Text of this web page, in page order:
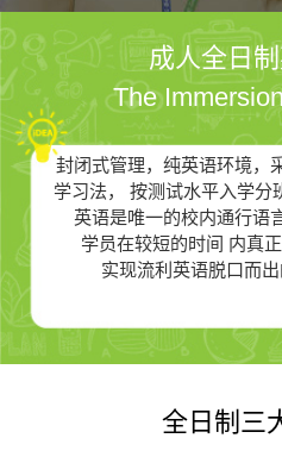
成人全日
The
封闭式管理，纯英语环境，
学习法，
按测试水平入学分
英语是唯一的校内通行语
学员在较短的时间 内真正
实现流利英语脱口而出
全日制三